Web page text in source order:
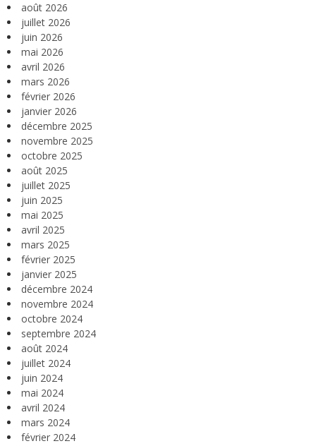
août 2026
juillet 2026
juin 2026
mai 2026
avril 2026
mars 2026
février 2026
janvier 2026
décembre 2025
novembre 2025
octobre 2025
août 2025
juillet 2025
juin 2025
mai 2025
avril 2025
mars 2025
février 2025
janvier 2025
décembre 2024
novembre 2024
octobre 2024
septembre 2024
août 2024
juillet 2024
juin 2024
mai 2024
avril 2024
mars 2024
février 2024